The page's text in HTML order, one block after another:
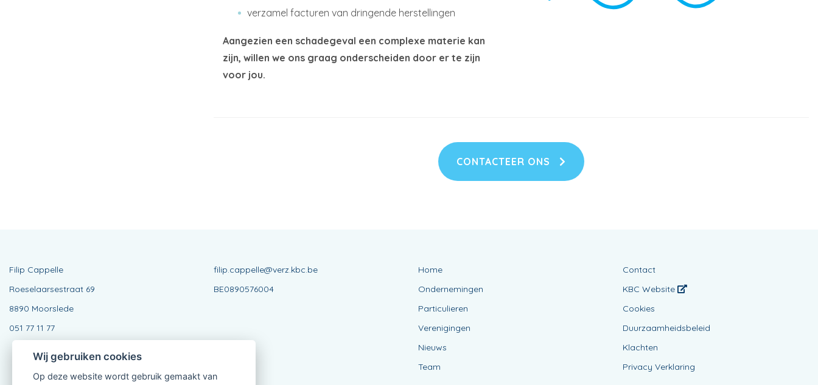
verzamel facturen van dringende herstellingen
Aangezien een schadegeval een complexe materie kan
zijn, willen we ons graag onderscheiden door er te zijn
voor jou.
CONTACTEER ONS
Filip Cappelle
Roeselaarsestraat 69
8890 Moorslede
051 77 11 77
filip.cappelle@verz.kbc.be
BE0890576004
Home
Ondernemingen
Particulieren
Verenigingen
Nieuws
Team
Contact
KBC Website
Cookies
Duurzaamheidsbeleid
Klachten
Privacy Verklaring
Wij gebruiken cookies
Op deze website wordt gebruik gemaakt van